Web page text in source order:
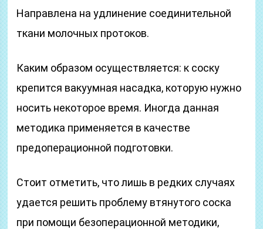
Направлена на удлинение соединительной
ткани молочных протоков.
Каким образом осуществляется: к соску
крепится вакуумная насадка, которую нужно
носить некоторое время. Иногда данная
методика применяется в качестве
предоперационной подготовки.
Стоит отметить, что лишь в редких случаях
удается решить проблему втянутого соска
при помощи безоперационной методики,